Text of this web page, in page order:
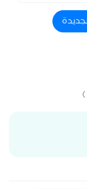
والقناة
)